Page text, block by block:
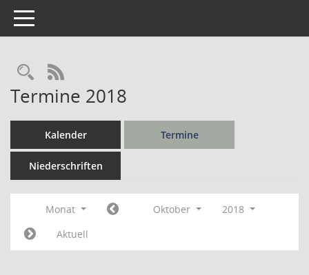
Toggle navigation
Rechercheauswahl
RSS-Feed
Termine 2018
Kalender Termine
Niederschriften
Monat Oktober
2018
Aktuell